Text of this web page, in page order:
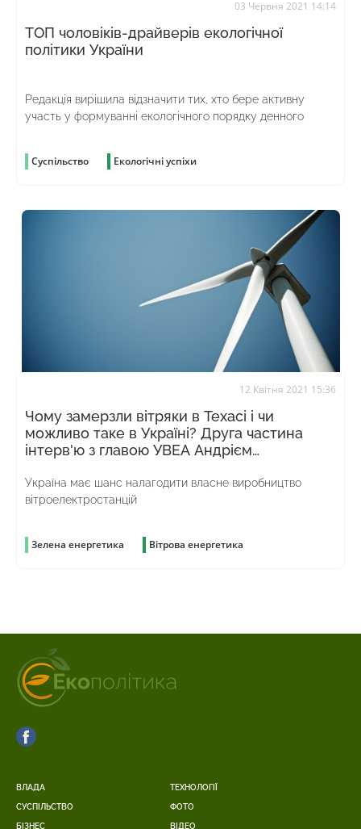
03 Червня 2021 14:14
ТОП чоловіків-драйверів екологічної
політики України
Редакція вирішила відзначити тих, хто бере активну
участь у формуванні екологічного порядку денного
Суспільство Екологічні успіхи
12 Квітня 2021 15:36
Чому замерзли вітряки в Техасі і чи
можливо таке в Україні? Друга частина
інтерв'ю з главою УВЕА Андрієм
Україна має шанс налагодити власне виробництво
вітроелектростанцій
Зелена енергетика Вітрова енергетика
ВЛАДА
СУСПІЛЬСТВО
БІЗНЕС
ТЕХНОЛОГІЇ
ФОТО
ВІДЕО